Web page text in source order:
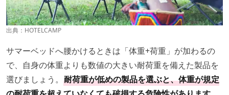
出典： HOTELCAMP
サマーベッドへ腰かけるときは「体重+荷重」が加わるの
で、自身の体重よりも数値の大きい耐荷重を備えた製品を
選びましょう。 耐荷重が低めの製品を選ぶと、体重が規定